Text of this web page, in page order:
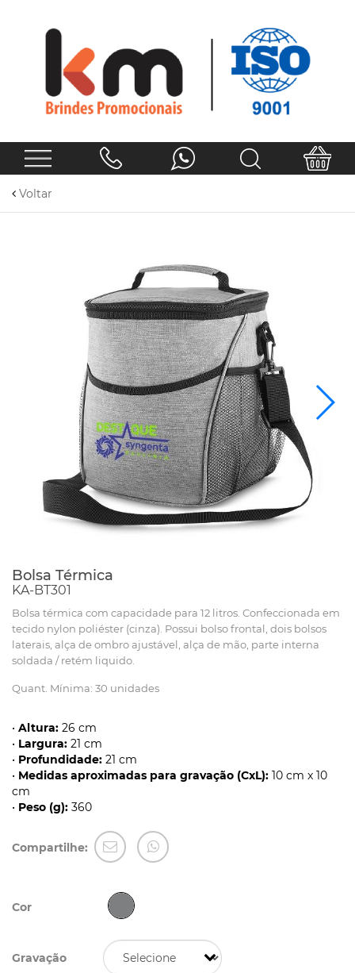
Voltar
Bolsa Térmica
KA-BT301
Bolsa térmica com capacidade para 12 litros. Confeccionada em
tecido nylon poliéster (cinza). Possui bolso frontal, dois bolsos
laterais, alça de ombro ajustável, alça de mão, parte interna
soldada / retém liquido.
Quant. Mínima: 30 unidades
• Altura: 26 cm
• Largura: 21 cm
• Profundidade: 21 cm
• Medidas aproximadas para gravação (CxL): 10 cm x 10
cm
• Peso (g): 360
Compartilhe:
Cor
Gravação